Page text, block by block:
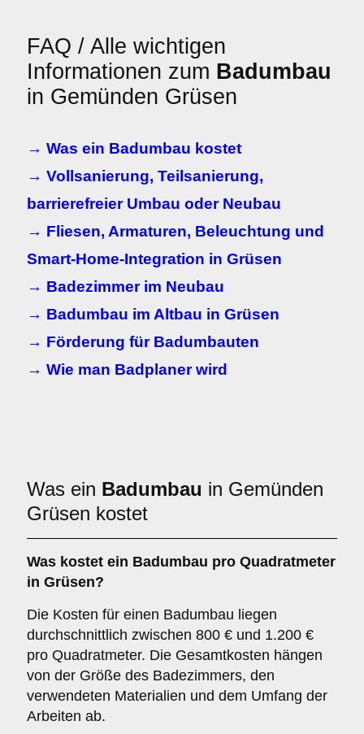
FAQ / Alle wichtigen
Informationen zum Badumbau
in Gemünden Grüsen
→ Was ein Badumbau kostet
→ Vollsanierung, Teilsanierung,
barrierefreier Umbau oder Neubau
→ Fliesen, Armaturen, Beleuchtung und
Smart-Home-Integration in Grüsen
→ Badezimmer im Neubau
→ Badumbau im Altbau in Grüsen
→ Förderung für Badumbauten
→ Wie man Badplaner wird
Was ein Badumbau in Gemünden
Grüsen kostet
Was kostet ein Badumbau pro Quadratmeter
in Grüsen?
Die Kosten für einen Badumbau liegen
durchschnittlich zwischen 800 € und 1.200 €
pro Quadratmeter. Die Gesamtkosten hängen
von der Größe des Badezimmers, den
verwendeten Materialien und dem Umfang der
Arbeiten ab.